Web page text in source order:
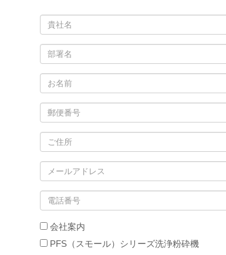
会社案内
PFS（スモール）シリーズ洗浄粉砕機